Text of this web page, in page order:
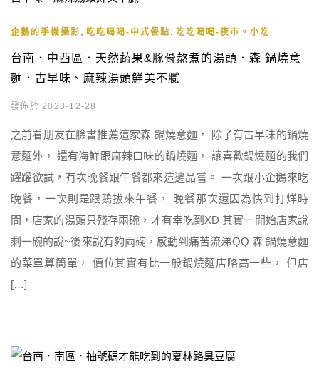
企鵝的手機攝影 吃吃喝喝-中式餐點 吃吃喝喝-夜市。小吃
台南．中西區．天然蔬果&豚骨熬煮的湯頭．森 鍋燒意
麵．古早味、麻辣湯頭鮮美不膩
發佈於 2023-12-28
之前看朋友在臉書推薦這家森 鍋燒意麵， 除了有古早味的鍋燒
意麵外， 還有海鮮跟麻辣口味的鍋燒麵， 讓喜歡鍋燒麵的我們
躍躍欲試，有次晚餐跟午餐都來這邊品嘗。 一次跟小企鵝來吃
晚餐，一次則是跟鵝拔來午餐， 晚餐那次還因為快到打烊時
間，店家的湯頭只殘存兩碗，才有幸吃到XD 其實一開始店家說
剩一碗的說~後來說有夠兩碗，感動到痛苦流涕QQ 森 鍋燒意麵
的菜單算簡單， 價位其實有比一般鍋燒麵店略高一些， 但店
[…]